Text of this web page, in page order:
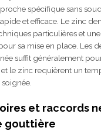
spécifique sans
et efficace. Le zinc
particulières et
sa mise en place. Les
suffit généralement
le zinc requièrent un
et raccords
gouttière